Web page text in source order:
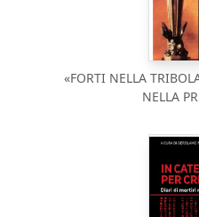
«FORTI NELLA
NELLA